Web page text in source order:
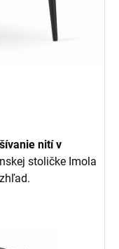
nití v
stoličke Imola